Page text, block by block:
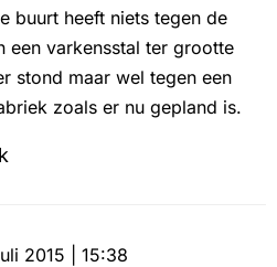
buurt heeft niets tegen de
een varkensstal ter grootte
stond maar wel tegen een
zoals er nu gepland is.
2015 | 15:38